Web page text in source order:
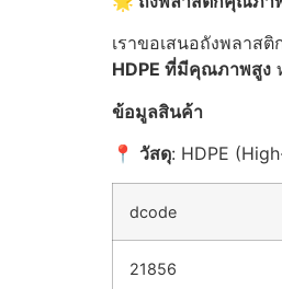
เราขอเสนอถังพลาส
HDPE ที่มีคุณภาพสูง
ข้อมูลสินค้า
📍 วัสดุ: HDPE
dcode
21856